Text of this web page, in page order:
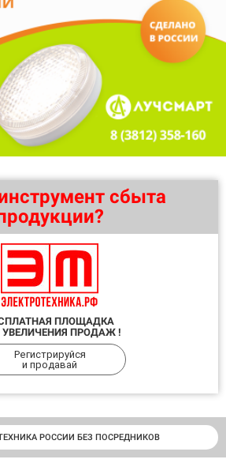
сбыта
ПЛОЩАДКА
УВЕЛИЧЕНИЯ ПРОДАЖ !
Регистрируйся
и продавай
РОССИИ БЕЗ ПОСРЕДНИКОВ